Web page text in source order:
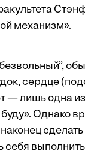
механизм».
сердце
— лишь одна
Однако
себя